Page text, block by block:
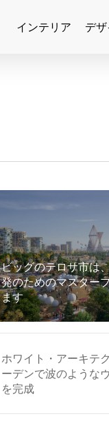
インテリア デ
ビッグのテロサ市は
発のためのマスター
ます
ホワイト・アーキテ
ーデンで波のような
を完成